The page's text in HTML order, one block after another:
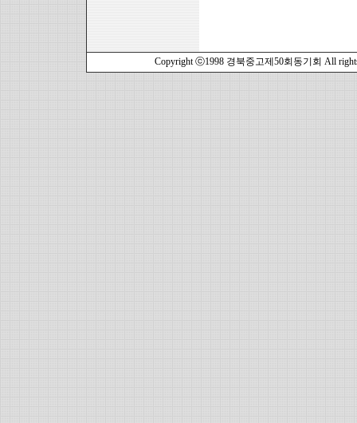
Copyright ⓒ1998 경북중고제50회동기회 All